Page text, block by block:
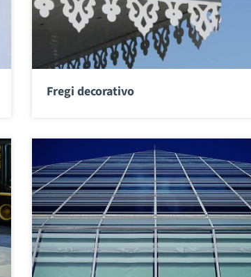
Fregi decorativo